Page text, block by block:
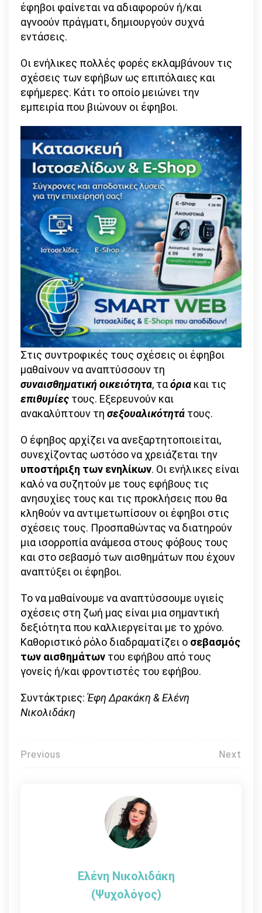
έφηβοι φαίνεται να αδιαφορούν ή/και
αγνοούν πράγματι, δημιουργούν συχνά
εντάσεις.
Οι ενήλικες πολλές φορές εκλαμβάνουν τις
σχέσεις των εφήβων ως επιπόλαιες και
εφήμερες. Κάτι το οποίο μειώνει την
εμπειρία που βιώνουν οι έφηβοι.
Στις συντροφικές τους σχέσεις οι έφηβοι
μαθαίνουν να αναπτύσσουν τη
συναισθηματική οικειότητα, ταόρια και τις
επιθυμίες τους. Εξερευνούν και
ανακαλύπτουν τη σεξουαλικότητά τους.
Ο έφηβος αρχίζει να ανεξαρτητοποιείται,
συνεχίζοντας ωστόσο να χρειάζεται την
υποστήριξη των ενηλίκων. Οι ενήλικες είναι
καλό να συζητούν με τους εφήβους τις
ανησυχίες τους και τις προκλήσεις που θα
κληθούν να αντιμετωπίσουν οι έφηβοι στις
σχέσεις τους. Προσπαθώντας να διατηρούν
μια ισορροπία ανάμεσα στους φόβους τους
και στο σεβασμό των αισθημάτων που έχουν
αναπτύξει οι έφηβοι.
Το να μαθαίνουμε να αναπτύσσουμε υγιείς
σχέσεις στη ζωή μας είναι μια σημαντική
δεξιότητα που καλλιεργείται με το χρόνο.
Καθοριστικό ρόλο διαδραματίζει ο σεβασμός
των αισθημάτων του εφήβου από τους
γονείς ή/και φροντιστές του εφήβου.
Συντάκτριες: Έφη Δρακάκη & Ελένη
Νικολιδάκη
Πλοήγηση
Previous Next
Ελένη Νικολιδάκη
(Ψυχολόγος)